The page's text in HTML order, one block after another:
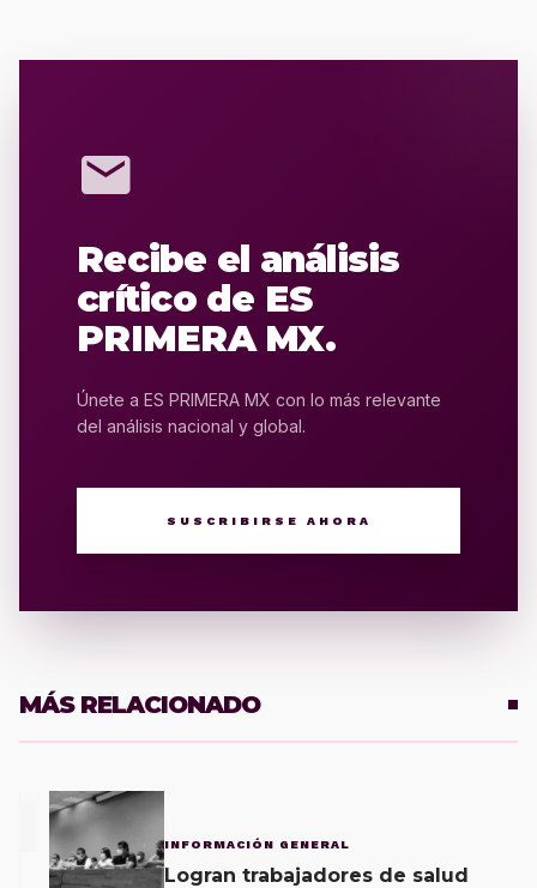
mail
Recibe el análisis
crítico de ES
PRIMERA MX.
Únete a ES PRIMERA MX con lo más relevante
del análisis nacional y global.
SUSCRIBIRSE AHORA
MÁS RELACIONADO
INFORMACIÓN GENERAL
Logran trabajadores de salud